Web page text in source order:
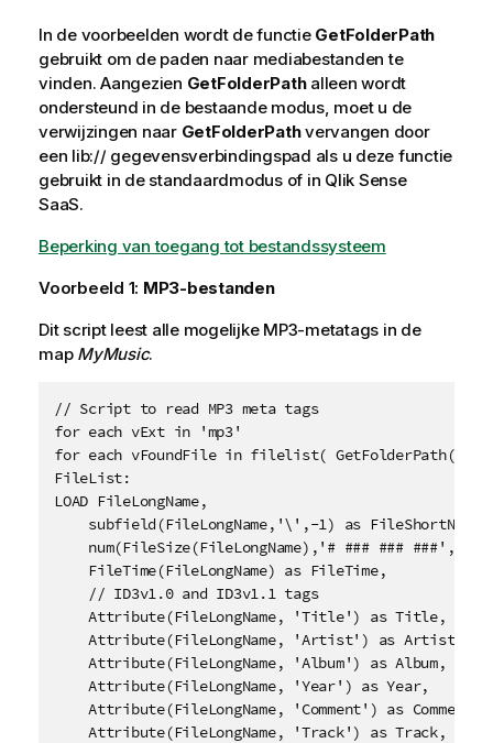
In de voorbeelden wordt de functie GetFolderPath
gebruikt om de paden naar mediabestanden te
vinden. Aangezien GetFolderPathalleen wordt
ondersteund in de bestaande modus, moet u de
verwijzingen naar GetFolderPathvervangen door
een lib:// gegevensverbindingspad als u deze functie
gebruikt in de standaardmodus of in Qlik Sense
SaaS.
Beperking van toegang tot bestandssysteem
Voorbeeld 1: MP3-bestanden
Dit script leest alle mogelijke MP3-metatags in de
map MyMusic.
// Script to read MP3 meta tags
for each vExt in 'mp3'
for each vFoundFile in filelist(
FileList:
LOAD FileLongName,
    subfield(FileLongName,'\',-1) as FileShortName,
num(FileSize(FileLongName),'# ### ###
    FileTime(FileLongName) as FileTime,
    // ID3v1.0 and ID3v1.1 tags
    Attribute(FileLongName, 'Title') as Title,
    Attribute(FileLongName, 'Artist') as Artist,
    Attribute(FileLongName, 'Album') as Album,
    Attribute(FileLongName, 'Year') as Year,
    Attribute(FileLongName, 'Comment') as Comment,
    Attribute(FileLongName, 'Track') as Track,